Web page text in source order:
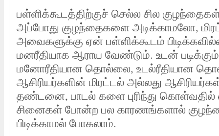
பள்ளிக்கூடத்திற்குச் செல்ல சில
அப்போது குழந்தைகளை அடிக்காமலோ,
அவைகளுக்கு ஏன் பள்ளிக்கூடம்
மனரீதியாக ஆராய வேண்டும். உடன்
மனோரீதியான தொல்லை, உடல்ரீதியான
ஆசிரியர்களின் மிரட்டல் அல்லது
தண்டனை, பாடல் களை புரிந்து கொள்வதில்
சினைகள் போன்ற பல காரணங்களால்
பிடிக்காமல் போகலாம்.